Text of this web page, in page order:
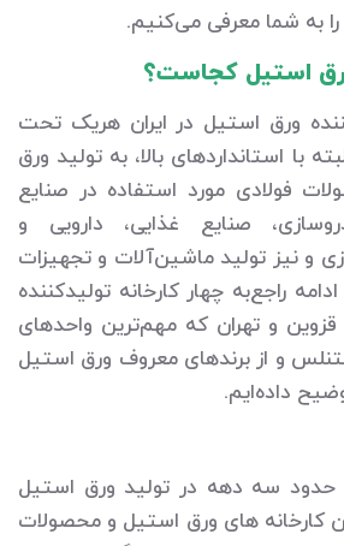
را به شما معرفی می‌کنیم.
استیل کجاست؟
ورق استیل در ایران هریک تحت
با استانداردهای بالا، به تولید ورق
فولادی مورد استفاده در صنایع
صنایع غذایی، دارویی و
و نیز تولید ماشین‌آلات و تجهیزات
راجع‌به چهار کارخانه تولیدکننده
و تهران که مهم‌ترین واحدهای
و از برندهای معروف ورق استیل
داده‌ایم.
حدود سه دهه در تولید ورق استیل
کارخانه های ورق استیل و محصولات